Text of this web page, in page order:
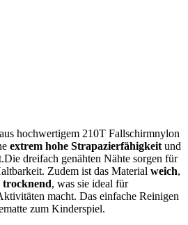
hochwertigem 210T Fallschirmnylon
extrem hohe Strapazierfähigkeit und
dreifach genähten ‌Nähte sorgen für
Zudem ist das Material weich,
trocknend, was sie ideal für
macht. Das einfache Reinigen
zum Kinderspiel.